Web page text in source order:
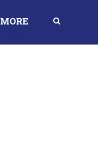
MORE